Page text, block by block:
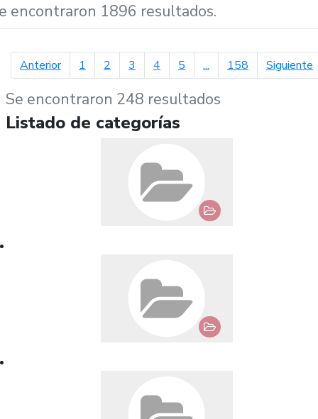
encontraron 1896 resultados.
Anteriorpágina anterior
1 2 3 4 5 ... 158 Siguiente
Se encontraron 248 resultados
Listado de categorías